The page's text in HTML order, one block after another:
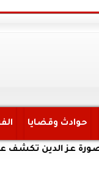
حوادث وقضايا
تكشف عن أخر